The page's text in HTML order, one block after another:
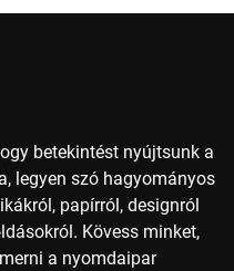
betekintést nyújtsunk a
legyen szó hagyományos
papírról, designról
Kövess minket,
a nyomdaipar